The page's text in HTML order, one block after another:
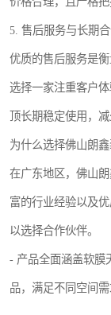
5. 售后服务与长期
优质的售后服务是衡
选择一家注重客户
顶长期稳定使用，
为什么选择佛山朗
在广东地区，佛山
富的行业经验以及
以选择合作伙伴。
- 产品全面涵盖软膜
品，满足不同空间需